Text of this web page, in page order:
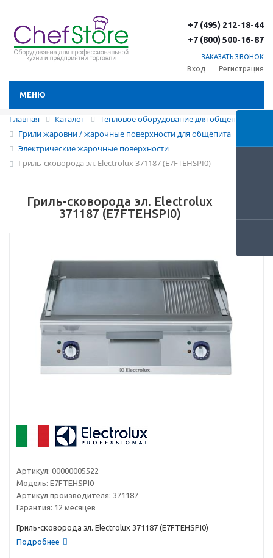
+7 (495) 212-18-44
+7 (800) 500-16-87
ЗАКАЗАТЬ ЗВОНОК
Вход Регистрация
МЕНЮ
Главная Каталог
Тепловое оборудование для общепита
Грили жаровни / жарочные поверхности для общепита
Электрические жарочные поверхности
Гриль-сковорода эл. Electrolux 371187 (E7FTEHSPI0)
Гриль-сковорода эл. Electrolux
371187 (E7FTEHSPI0)
Артикул: 00000005522
Модель: E7FTEHSPI0
Артикул производителя: 371187
Гарантия: 12 месяцев
Гриль-сковорода эл. Electrolux 371187 (E7FTEHSPI0)
Подробнее